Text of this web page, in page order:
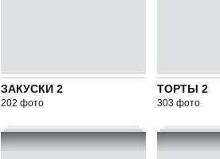
ЗАКУСКИ 2
202 фото
ТОРТЫ 2
303 фото